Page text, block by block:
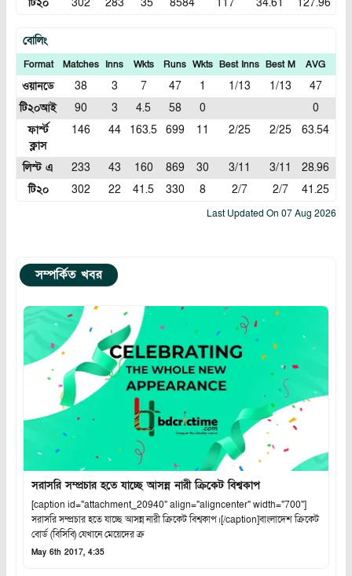
বোলিং
Format Matches Inns Wkts Runs Wkts Best Inns Best M AVG
ওয়ানডে 38 3 7 47 1 1/13 1/13 47
টি২০আই
90 3 4.5 58 0 0
ফার্স্ট
ক্লাস
146 44 163.5 699 11 2/25 2/25 63.54
লিস্ট এ 233 43 160 869 30 3/11 3/11 28.96
টি২০
302 22 41.5 330 8 2/7 2/7 41.25
Last Updated On 07 Aug 2026
সম্পর্কিত খবর
সরাসরি সম্প্রচার হতে যাচ্ছে আসন্ন নারী ক্রিকেট বিশ্বকাপ
[caption id="attachment_20940" align="aligncenter" width="700"]
সরাসরি সম্প্রচার হতে যাচ্ছে আসন্ন নারী ক্রিকেট বিশ্বকাপ।[/caption]বাংলাদেশ ক্রিকেট
বোর্ড (বিসিবি) যেখানে মেয়েদের ক্র
May 6th 2017, 4:35